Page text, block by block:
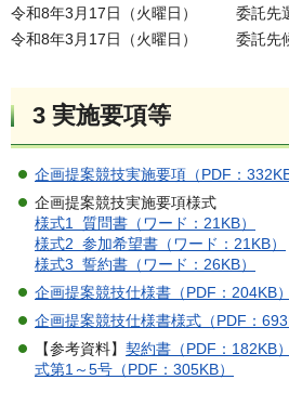
令和8年3月17日（火曜日） 委託先
令和8年3月17日（火曜日） 委託先候
3 実施要項等
企画提案競技実施要項（PDF：332KB
企画提案競技実施要項様式
様式1 質問書（ワード：21KB）
様式2 参加希望書（ワード：21KB）
様式3 誓約書（ワード：26KB）
企画提案競技仕様書（PDF：204KB）
企画提案競技仕様書様式（PDF：
【参考資料】 契約書（PDF：182KB）
式第1～5号（PDF：305KB）